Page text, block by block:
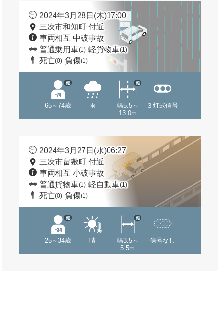
2024年3月28日(木)17:00
三次市和知町 付近
車両相互 中破事故
普通乗用車(1) 軽貨物車(1)
死亡(0) 負傷(1)
65～74歳
他
雨
幅5.5～
13.0m
他
３灯式信号
2024年3月27日(水)06:27
三次市畠敷町 付近
車両相互 小破事故
普通貨物車(1) 軽自動車(1)
死亡(0) 負傷(1)
25～34歳
他
晴
幅3.5～
5.5m
他
信号なし